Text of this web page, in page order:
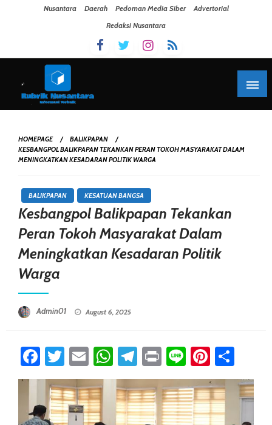
Nusantara Daerah Pedoman Media Siber
Advertorial
Redaksi Nusantara
HOMEPAGE
BALIKPAPAN
KESBANGPOL BALIKPAPAN TEKANKAN PERAN TOKOH MASYARAKAT DALAM
MENINGKATKAN KESADARAN POLITIK WARGA
BALIKPAPAN KESATUAN BANGSA
Kesbangpol Balikpapan Tekankan
Peran Tokoh Masyarakat Dalam
Meningkatkan Kesadaran Politik
Warga
Admin01 August 6, 2025
Facebook
Twitter
EmailWhatsApp
Telegram
PrintLine